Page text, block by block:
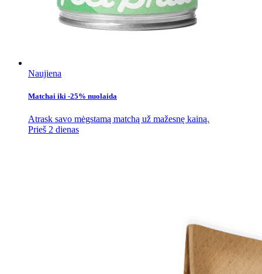
Naujiena
Matchai iki -25% nuolaida
Atrask savo mėgstamą matchą už mažesnę kainą.
Prieš 2 dienas